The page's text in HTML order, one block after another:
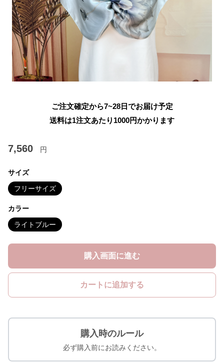
ご注文確定から7~28日でお届け予定
送料は1注文あたり 1000円かかります
7,560 円
サイズ
フリーサイズ
カラー
ライトブルー
購入画面に進む
カートに追加する
購入時のルール
必ず購入前にお読みください。